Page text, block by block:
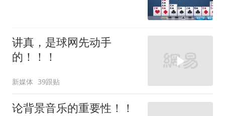
讲真，是球网先动手
的！！！
新媒体 39跟贴
论背景音乐的重要性！！